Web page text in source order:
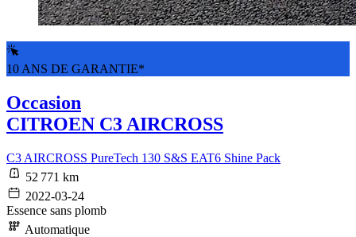
10 ANS DE GARANTIE*
Occasion
CITROEN C3 AIRCROSS
C3 AIRCROSS PureTech 130 S&S EAT6 Shine Pack
52 771 km
2022-03-24
Essence sans plomb
Automatique